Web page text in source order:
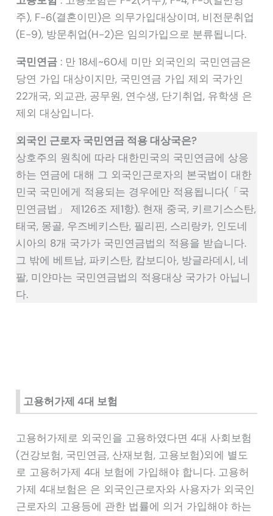
주), F-6(결혼이민)은 의무가입대상이며, 비전문취업
(E-9), 방문취업(H-2)은 임의가입으로 분류됩니다.
국민연금 : 만 18세~60세 미만 외국인의 국민연금은
당연 가입 대상이지만, 국민연금 가입 제외 국가인
22개국, 외교관, 공무원, 연수생, 단기취업, 유학생 은
제외 대상입니다.
외국인 근로자 국민연금 적용 대상국은?
상호주의 원칙에 따라 대한민국의 국민연금에 상응
하는 연금에 대해 그 외국인근로자의 본국법이 대한
민국 국민에게 적용되는 경우에만 적용됩니다(「국
민연금법」 제126조 제1항). 현재 중국, 키르기스스탄,
태국, 몽골, 우즈베키스탄, 필리핀, 스리랑카, 인도네
시아의 8개 국가가 국민연금법의 적용을 받습니다.
그 밖에 베트남, 파키스탄, 캄보디아, 방글라데시, 네
팔, 미얀마는 국민연금법의 적용대상 국가가 아닙니
다.
고용허가제 4대 보험
고용허가제로 외국인을 고용하였다면 4대 사회보험
(건강보험, 국민연금, 산재보험, 고용보험)외에 별도
로 고용허가제 4대 보험에 가입해야 합니다. 고용허
가제 4대보험은 은 외국인근로자와 사용자가 외국인
근로자의 고용등에 관한 법률에 의거 가입해야 하는